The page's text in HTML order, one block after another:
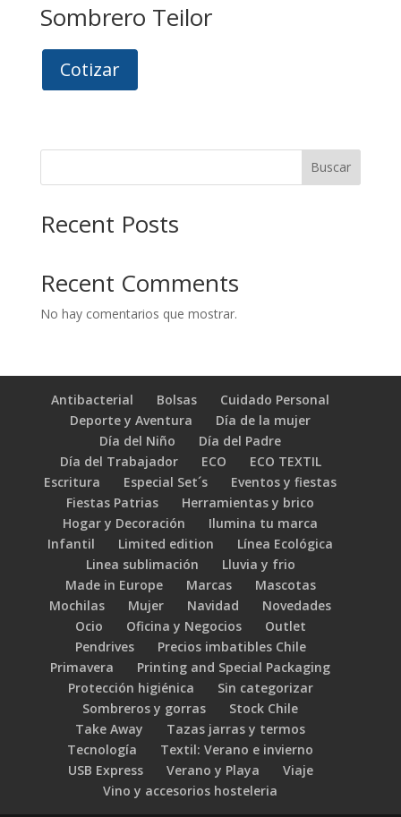
Sombrero Teilor
Cotizar
Buscar
Recent Posts
Recent Comments
No hay comentarios que mostrar.
Antibacterial Bolsas
Cuidado Personal
Deporte y Aventura
Día de la mujer
Día del Niño
Día del Padre
Día del Trabajador
ECO
ECO TEXTIL
Escritura
Especial Set´s
Eventos y fiestas
Fiestas Patrias
Herramientas y brico
Hogar y Decoración
Ilumina tu marca
Infantil
Limited edition
Línea Ecológica
Linea sublimación
Lluvia y frio
Made in Europe
Marcas
Mascotas
Mochilas
Mujer Navidad
Novedades
Ocio
Oficina y Negocios
Outlet
Pendrives
Precios imbatibles Chile
Primavera
Printing and Special Packaging
Protección higiénica
Sin categorizar
Sombreros y gorras
Stock Chile
Take Away
Tazas jarras y termos
Tecnología
Textil: Verano e invierno
USB Express
Verano y Playa
Viaje
Vino y accesorios hosteleria